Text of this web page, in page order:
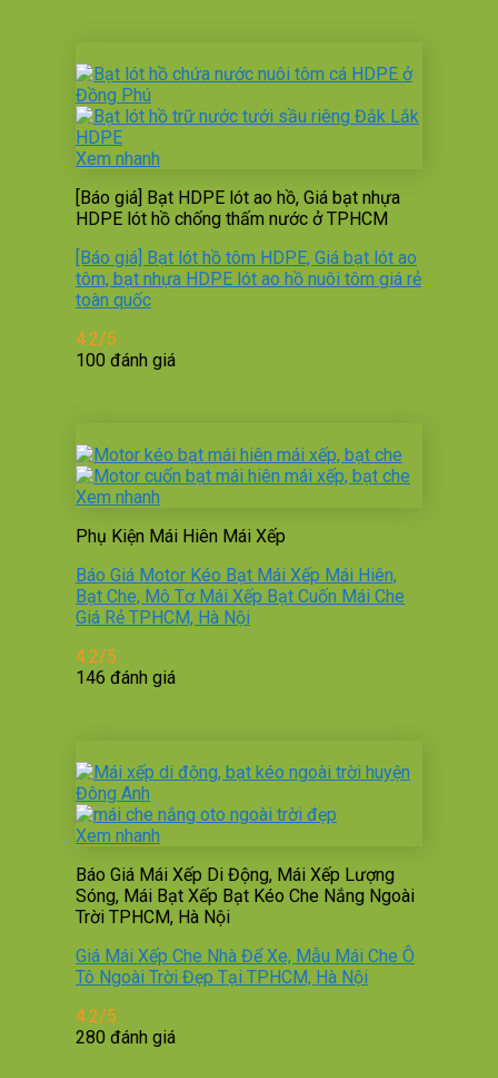
Xem nhanh
[Báo giá] Bạt HDPE lót ao hồ, Giá bạt nhựa
HDPE lót hồ chống thấm nước ở TPHCM
[Báo giá] Bạt lót hồ tôm HDPE, Giá bạt lót ao
tôm, bạt nhựa HDPE lót ao hồ nuôi tôm giá rẻ
toàn quốc
4.2/5
100 đánh giá
Xem nhanh
Phụ Kiện Mái Hiên Mái Xếp
Báo Giá Motor Kéo Bạt Mái Xếp Mái Hiên,
Bạt Che, Mô Tơ Mái Xếp Bạt Cuốn Mái Che
Giá Rẻ TPHCM, Hà Nội
4.2/5
146 đánh giá
Xem nhanh
Báo Giá Mái Xếp Di Động, Mái Xếp Lượng
Sóng, Mái Bạt Xếp Bạt Kéo Che Nắng Ngoài
Trời TPHCM, Hà Nội
Giá Mái Xếp Che Nhà Để Xe, Mẫu Mái Che Ô
Tô Ngoài Trời Đẹp Tại TPHCM, Hà Nội
4.2/5
280 đánh giá